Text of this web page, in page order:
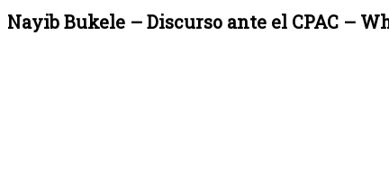
Nayib Bukele – Discurso ante el CPAC –